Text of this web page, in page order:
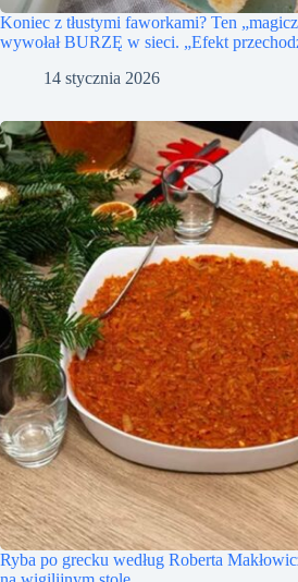
Koniec z tłustymi faworkami? Ten
wywołał BURZĘ w sieci. „Efekt
14 stycznia 2026
Ryba po grecku według Roberta